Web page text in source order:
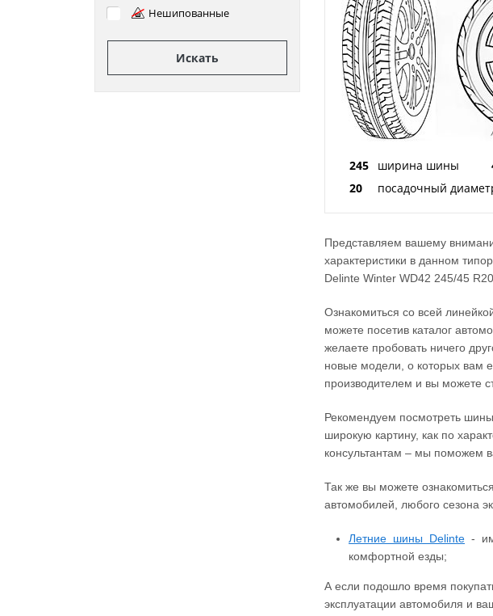
Нешипованные
Искать
245 ширина шины
20
посадочный
Представляем вашему
характеристики в данном
Delinte Winter WD42 245/45
Ознакомиться со всей
можете посетив каталог
желаете пробовать ничего
новые модели, о которых вам
производителем и вы можете
Рекомендуем посмотреть
широкую картину, как по
консультантам – мы поможем
Так же вы можете
автомобилей, любого сезона
Летние шины Delinte -
комфортной езды;
А если подошло время
эксплуатации автомобиля и